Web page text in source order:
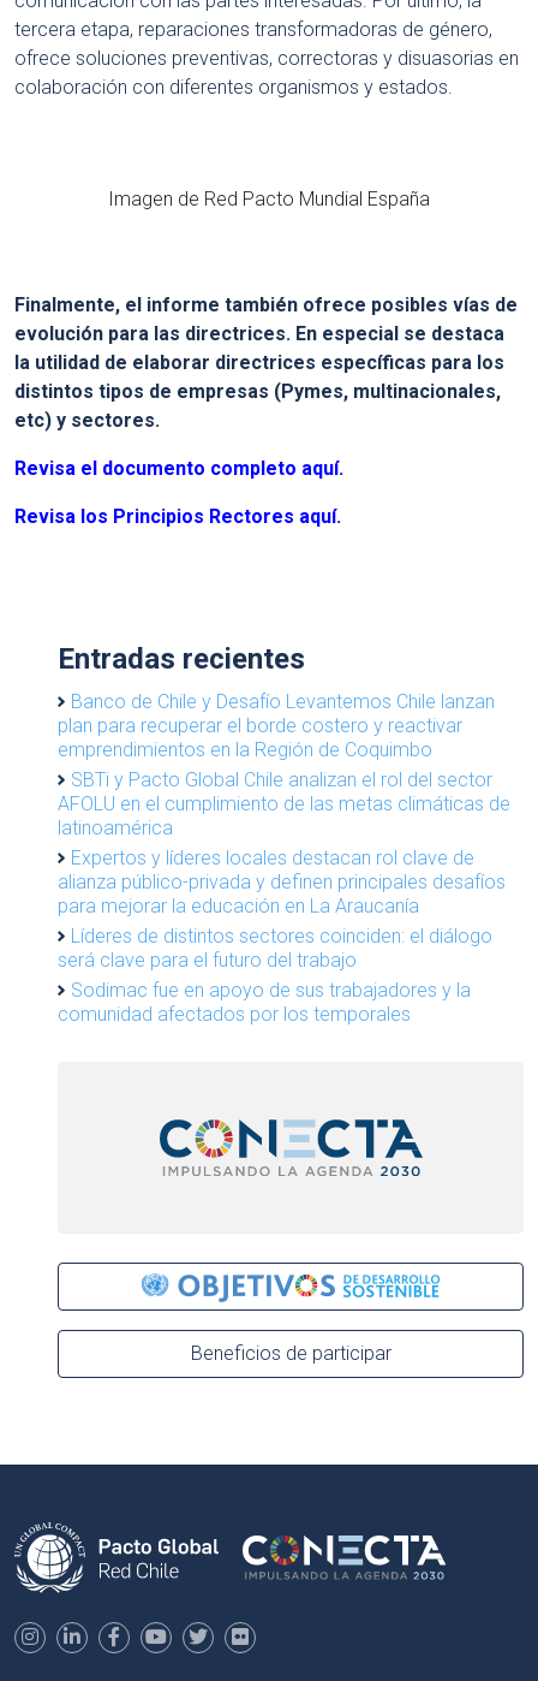
tercera etapa, reparaciones transformadoras de género,
ofrece soluciones preventivas, correctoras y disuasorias en
colaboración con diferentes organismos y estados.
Imagen de Red Pacto Mundial España
Finalmente, el informe también ofrece posibles vías de
evolución para las directrices. En especial se destaca
la utilidad de elaborar directrices específicas para los
distintos tipos de empresas (Pymes, multinacionales,
etc) y sectores.
Revisa el documento completo aquí.
Revisa los Principios Rectores aquí.
Entradas recientes
Banco de Chile y Desafío Levantemos Chile lanzan
plan para recuperar el borde costero y reactivar
emprendimientos en la Región de Coquimbo
SBTi y Pacto Global Chile analizan el rol del sector
AFOLU en el cumplimiento de las metas climáticas de
latinoamérica
Expertos y líderes locales destacan rol clave de
alianza público-privada y definen principales desafíos
para mejorar la educación en La Araucanía
Líderes de distintos sectores coinciden: el diálogo
será clave para el futuro del trabajo
Sodimac fue en apoyo de sus trabajadores y la
comunidad afectados por los temporales
Beneficios de participar